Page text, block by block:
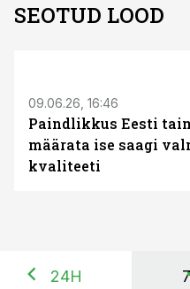
SEOTUD LOOD
09.06.26, 16:46
Paindlikkus Eesti
määrata ise saagi
kvaliteeti
24H